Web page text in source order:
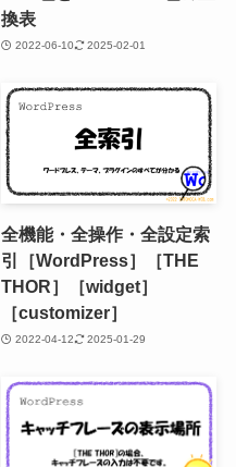
換表
2022-06-10 2025-02-01
全機能・全操作・全設定索
引［WordPress］［THE
THOR］［widget］
［customizer］
2022-04-12 2025-01-29